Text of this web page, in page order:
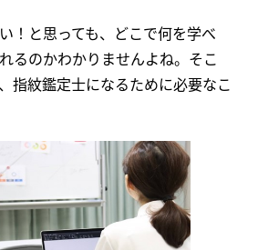
！と思っても、どこで何を学べ
るのかわかりませんよね。そこ
指紋鑑定士になるために必要なこ